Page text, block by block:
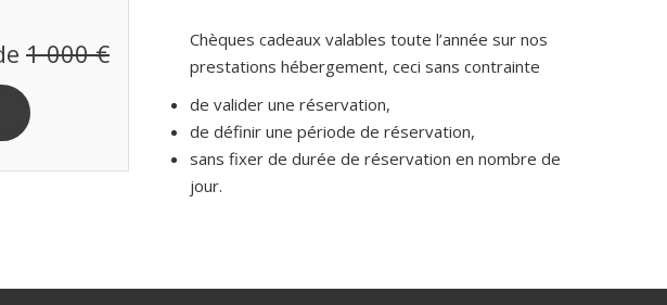
1 000 €
Chèques cadeaux valables toute l’année sur nos
prestations hébergement, ceci sans contrainte
de valider une réservation,
de définir une période de réservation,
sans fixer de durée de réservation en nombre de
jour.